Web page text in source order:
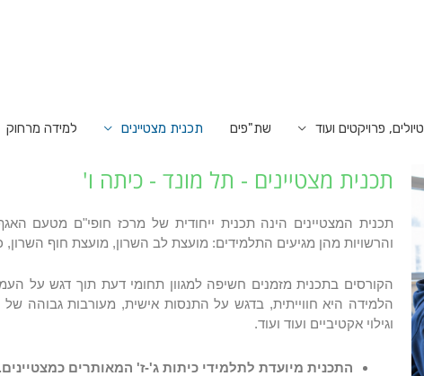
טיולים, פרויקטים ועוד שת"פים תכנית מצטיינים למידה מרחוק
תכנית מצטיינים - תל מונד - כיתה ו'
תכנית המצטיינים הינה תכנית ייחודית של מרכז חופי"ם מטעם
והרשויות מהן מגיעים התלמידים: מועצת לב השרון, מועצת חוף השרון,
הקורסים בתכנית מזמנים חשיפה למגוון תחומי דעת תוך דגש על
הלמידה היא חווייתית, בדגש על התנסות אישית, מעורבות גבוהה
וגילוי אקטיביים ועוד ועוד.
התכנית מיועדת לתלמידי כיתות ג'-ז' המאותרים